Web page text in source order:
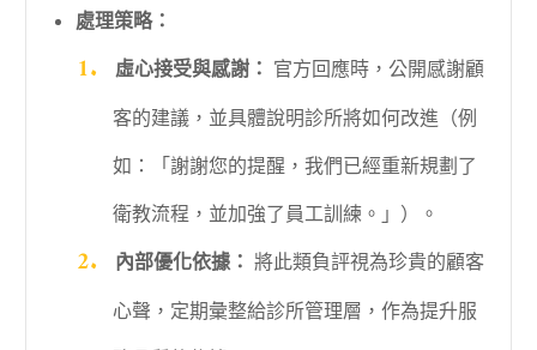
處理策略：
虛心接受與感謝： 官方回應時，公開感謝顧
客的建議，並具體說明診所將如何改進（例
如：「謝謝您的提醒，我們已經重新規劃了
衛教流程，並加強了員工訓練。」）。
內部優化依據： 將此類負評視為珍貴的顧客
心聲，定期彙整給診所管理層，作為提升服